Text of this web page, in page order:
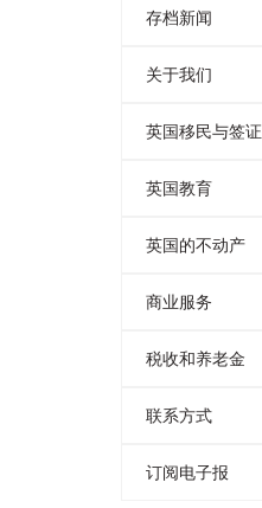
存档新闻
关于我们
英国移民与签证
英国教育
英国的不动产
商业服务
税收和养老金
联系方式
订阅电子报